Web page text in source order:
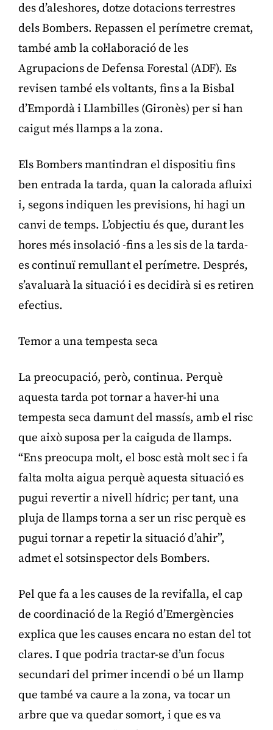
des d’aleshores, dotze dotacions terrestres
dels Bombers. Repassen el perímetre cremat,
també amb la col·laboració de les
Agrupacions de Defensa Forestal (ADF). Es
revisen també els voltants, fins a la Bisbal
d’Empordà i Llambilles (Gironès) per si han
caigut més llamps a la zona.
Els Bombers mantindran el dispositiu fins
ben entrada la tarda, quan la calorada afluixi
i, segons indiquen les previsions, hi hagi un
canvi de temps. L’objectiu és que, durant les
hores més insolació -fins a les sis de la tarda-
es continuï remullant el perímetre. Després,
s’avaluarà la situació i es decidirà si es retiren
efectius.
Temor a una tempesta seca
La preocupació, però, continua. Perquè
aquesta tarda pot tornar a haver-hi una
tempesta seca damunt del massís, amb el risc
que això suposa per la caiguda de llamps.
“Ens preocupa molt, el bosc està molt sec i fa
falta molta aigua perquè aquesta situació es
pugui revertir a nivell hídric; per tant, una
pluja de llamps torna a ser un risc perquè es
pugui tornar a repetir la situació d’ahir”,
admet el sotsinspector dels Bombers.
Pel que fa a les causes de la revifalla, el cap
de coordinació de la Regió d’Emergències
explica que les causes encara no estan del tot
clares. I que podria tractar-se d’un focus
secundari del primer incendi o bé un llamp
que també va caure a la zona, va tocar un
arbre que va quedar somort, i que es va